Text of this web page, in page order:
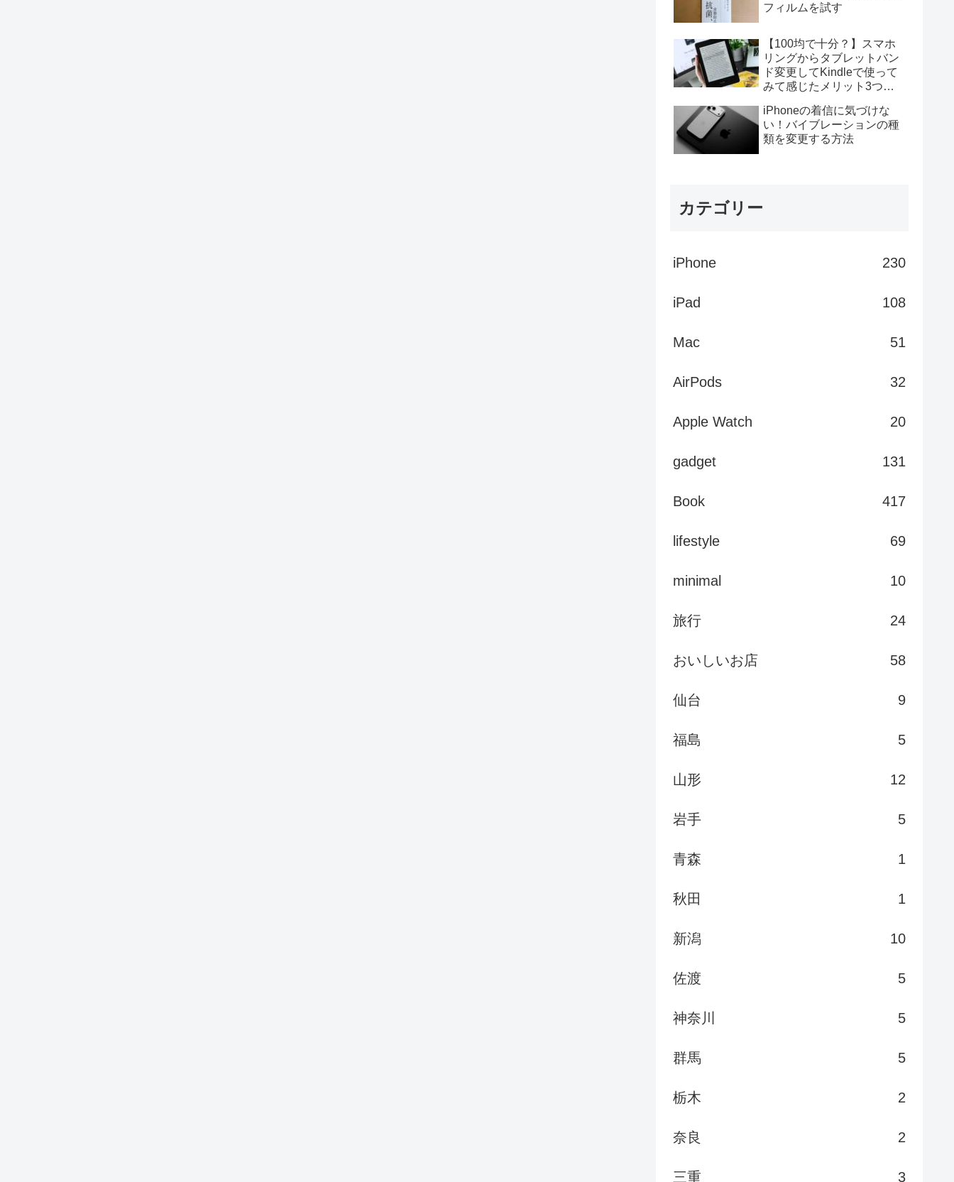
フィルムを試す
【100均で十分？】スマホ
リングからタブレットバン
ド変更してKindleで使って
みて感じたメリット3つデ
iPhoneの着信に気づけな
い！バイブレーションの種
類を変更する方法
カテゴリー
iPhone 230
iPad 108
Mac 51
AirPods 32
Apple Watch 20
gadget 131
Book 417
lifestyle 69
minimal 10
旅行 24
おいしいお店 58
仙台 9
福島 5
山形 12
岩手 5
青森 1
秋田 1
新潟 10
佐渡 5
神奈川 5
群馬 5
栃木 2
奈良 2
三重 3